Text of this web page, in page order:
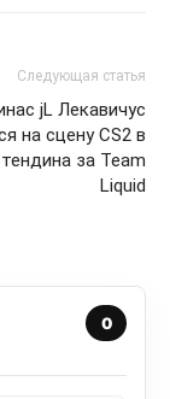
Следующая статья
jL Лекавичус
на сцену CS2 в
за Team
Liquid
0